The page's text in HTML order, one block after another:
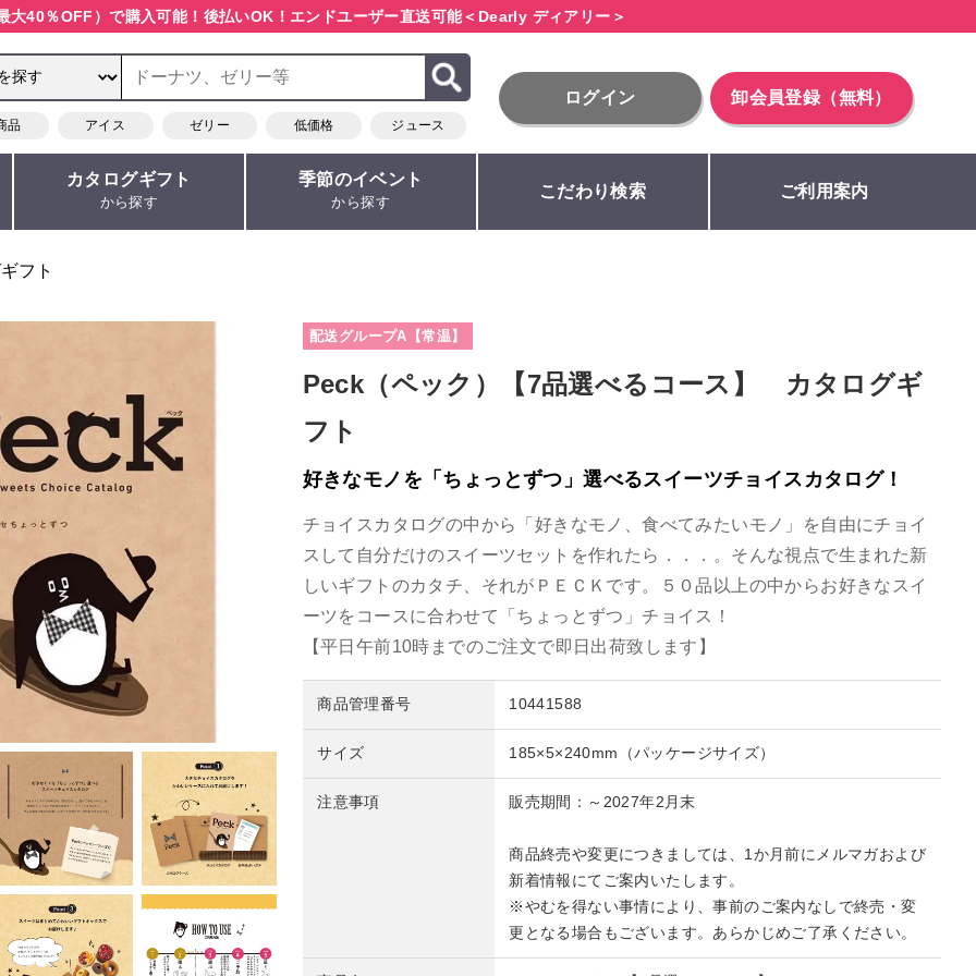
大40％OFF）で購入可能！ 後払いOK！エンドユーザー直送可能＜Dearly ディアリー＞
品 アイス ゼリー 低価格 ジュース
ログイン 卸会員登録（無料）
カタログギフト
から探す
季節のイベント
から探す
こだわり検索 ご利用案内
フト
配送グループA【常温】
Peck（ペック）【7品選べるコース】 カタログギ
フト
好きなモノを「ちょっとずつ」選べるスイーツチョイスカタログ！
チョイスカタログの中から「好きなモノ、食べてみたいモノ」を自由にチョイ
スして自分だけのスイーツセットを作れたら．．．。そんな視点で生まれた新
しいギフトのカタチ、それがＰＥＣＫです。５０品以上の中からお好きなスイ
ーツをコースに合わせて「ちょっとずつ」チョイス！
【平日午前10時までのご注文で即日出荷致します】
商品管理番号 10441588
サイズ 185×5×240mm（パッケージサイズ）
注意事項 販売期間：～2027年2月末
商品終売や変更につきましては、1か月前にメルマガおよび
新着情報にてご案内いたします。
※やむを得ない事情により、事前のご案内なしで終売・変
更となる場合もございます。あらかじめご了承ください。